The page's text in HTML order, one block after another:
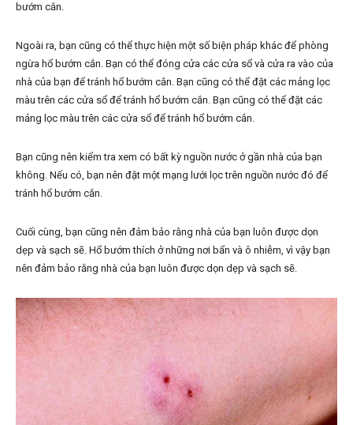
bướm cắn.
Ngoài ra, bạn cũng có thể thực hiện một số biện pháp khác để phòng
ngừa hổ bướm cắn. Bạn có thể đóng cửa các cửa sổ và cửa ra vào của
nhà của bạn để tránh hổ bướm cắn. Bạn cũng có thể đặt các mảng lọc
màu trên các cửa sổ để tránh hổ bướm cắn. Bạn cũng có thể đặt các
mảng lọc màu trên các cửa sổ để tránh hổ bướm cắn.
Bạn cũng nên kiểm tra xem có bất kỳ nguồn nước ở gần nhà của bạn
không. Nếu có, bạn nên đặt một mạng lưới lọc trên nguồn nước đó để
tránh hổ bướm cắn.
Cuối cùng, bạn cũng nên đảm bảo rằng nhà của bạn luôn được dọn
dẹp và sạch sẽ. Hổ bướm thích ở những nơi bẩn và ô nhiễm, vì vậy bạn
nên đảm bảo rằng nhà của bạn luôn được dọn dẹp và sạch sẽ.